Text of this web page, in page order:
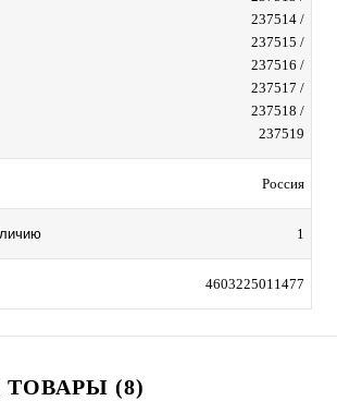
237514 /
237515 /
237516 /
237517 /
237518 /
237519
Россия
1
4603225011477
(8)